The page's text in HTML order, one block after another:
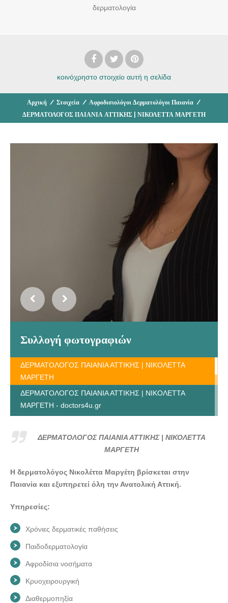
δερματολογία
κοινόχρηστο στοιχείο αυτή η σελίδα
Αρχική / Στοιχεία / Αφροδισιολόγοι Δερματολόγοι Παιανία /
ΔΕΡΜΑΤΟΛΟΓΟΣ ΠΑΙΑΝΙΑ ΑΤΤΙΚΗΣ | ΝΙΚΟΛΕΤΤΑ ΜΑΡΓΕΤΗ
Συλλογή φωτογραφιών
ΔΕΡΜΑΤΟΛΟΓΟΣ ΠΑΙΑΝΙΑ ΑΤΤΙΚΗΣ | ΝΙΚΟΛΕΤΤΑ
ΜΑΡΓΕΤΗ
ΔΕΡΜΑΤΟΛΟΓΟΣ ΠΑΙΑΝΙΑ ΑΤΤΙΚΗΣ | ΝΙΚΟΛΕΤΤΑ
ΜΑΡΓΕΤΗ - doctors4u.gr
ΜΑΡΓΕΤΗ - doctors4u.gr
ΔΕΡΜΑΤΟΛΟΓΟΣ ΠΑΙΑΝΙΑ ΑΤΤΙΚΗΣ | ΝΙΚΟΛΕΤΤΑ
ΔΕΡΜΑΤΟΛΟΓΟΣ ΠΑΙΑΝΙΑ ΑΤΤΙΚΗΣ | ΝΙΚΟΛΕΤΤΑ
ΜΑΡΓΕΤΗ - doctors4u.gr
ΔΕΡΜΑΤΟΛΟΓΟΣ ΠΑΙΑΝΙΑ ΑΤΤΙΚΗΣ | ΝΙΚΟΛΕΤΤΑ
ΔΕΡΜΑΤΟΛΟΓΟΣ ΠΑΙΑΝΙΑ ΑΤΤΙΚΗΣ | ΝΙΚΟΛΕΤΤΑ
ΜΑΡΓΕΤΗ - doctors4u.gr
ΔΕΡΜΑΤΟΛΟΓΟΣ ΠΑΙΑΝΙΑ ΑΤΤΙΚΗΣ | ΝΙΚΟΛΕΤΤΑ
ΜΑΡΓΕΤΗ
Η δερματολόγος Νικολέττα Μαργέτη βρίσκεται στην
Παιανία και εξυπηρετεί όλη την Ανατολική Αττική.
Υπηρεσίες:
Χρόνιες δερματικές παθήσεις
Παιδοδερματολογία
Αφροδίσια νοσήματα
Κρυοχειρουργική
Διαθερμοπηξία